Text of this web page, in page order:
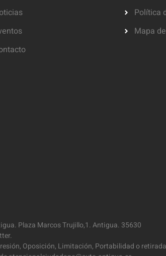
Política
Mapa
Plaza Marcos Trujillo,1. Antigua. 35630
Oposición, Limitación, Portabilidad o